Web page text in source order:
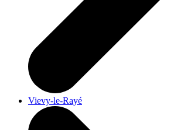
Vievy-le-Rayé